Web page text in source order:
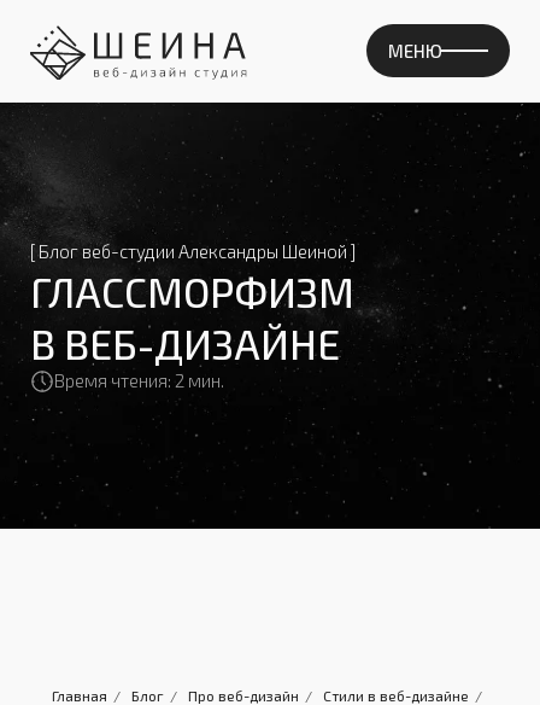
[ Блог веб-студии Александры Шеиной ]
ГЛАССМОРФИЗМ
В ВЕБ-ДИЗАЙНЕ
Время чтения: 2 мин.
Главная / Блог / Про веб-дизайн / Стили в веб-дизайне /
СОДЕРЖАНИЕ